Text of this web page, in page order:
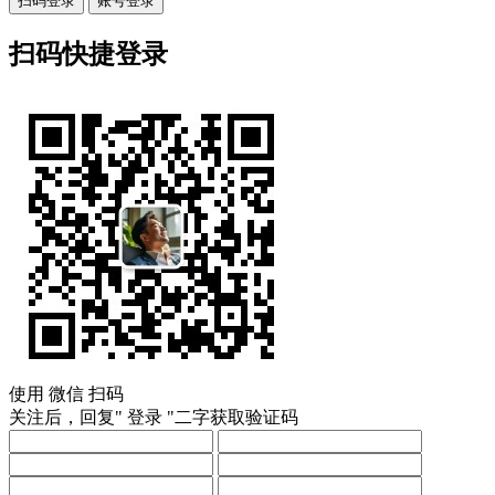
扫码快捷登录
使用 微信 扫码
关注后，回复" 登录 "二字获取验证码